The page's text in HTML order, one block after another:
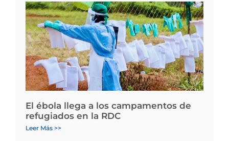
El ébola llega a los campamentos de
refugiados en la RDC
Leer Más >>